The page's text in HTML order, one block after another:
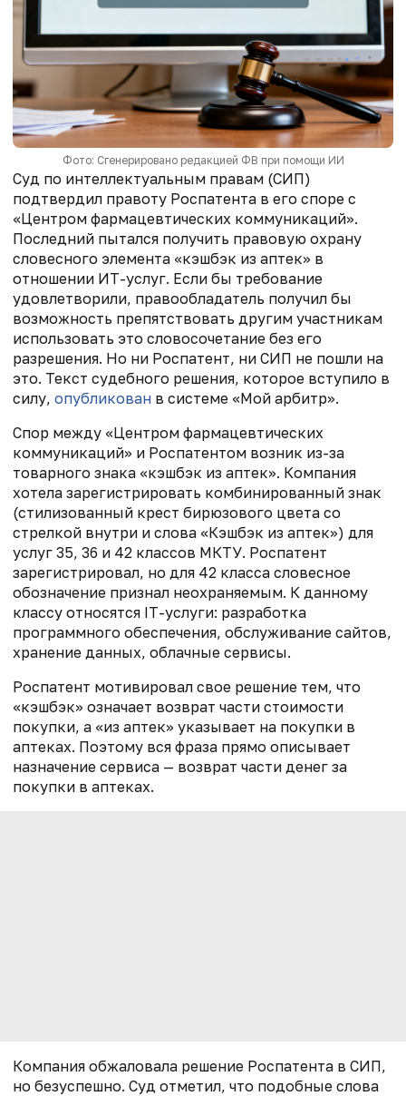
Фото: Сгенерировано редакцией ФВ при помощи ИИ
Суд по интеллектуальным правам (СИП)
подтвердил правоту Роспатента в его споре с
«Центром фармацевтических коммуникаций».
Последний пытался получить правовую охрану
словесного элемента «кэшбэк из аптек» в
отношении ИТ-услуг. Если бы требование
удовлетворили, правообладатель получил бы
возможность препятствовать другим участникам
использовать это словосочетание без его
разрешения. Но ни Роспатент, ни СИП не пошли на
это. Текст судебного решения, которое вступило в
силу, опубликован в системе «Мой арбитр».
Спор между «Центром фармацевтических
коммуникаций» и Роспатентом возник из-за
товарного знака «кэшбэк из аптек». Компания
хотела зарегистрировать комбинированный знак
(стилизованный крест бирюзового цвета со
стрелкой внутри и слова «Кэшбэк из аптек») для
услуг 35, 36 и 42 классов МКТУ. Роспатент
зарегистрировал, но для 42 класса словесное
обозначение признал неохраняемым. К данному
классу относятся IT-услуги: разработка
программного обеспечения, обслуживание сайтов,
хранение данных, облачные сервисы.
Роспатент мотивировал свое решение тем, что
«кэшбэк» означает возврат части стоимости
покупки, а «из аптек» указывает на покупки в
аптеках. Поэтому вся фраза прямо описывает
назначение сервиса — возврат части денег за
покупки в аптеках.
Компания обжаловала решение Роспатента в СИП,
но безуспешно. Суд отметил, что подобные слова